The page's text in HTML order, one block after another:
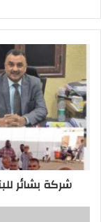
شركة بشائر